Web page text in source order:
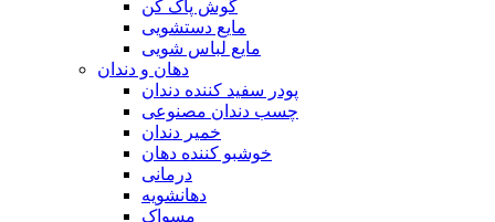
گوش پاک کن
مایع دستشویی
مایع لباس شویی
دهان و دندان
پودر سفید کننده دندان
چسب دندان مصنوعی
خمیر دندان
خوشبو کننده دهان
درمانی
دهانشویه
مسواک